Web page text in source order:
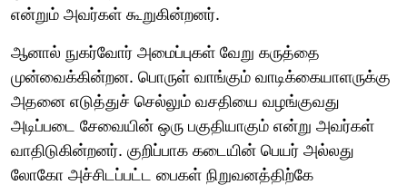
என்றும் அவர்கள் கூறுகின்றனர்.
ஆனால் நுகர்வோர் அமைப்புகள் வேறு கருத்தை
முன்வைக்கின்றன. பொருள் வாங்கும் வாடிக்கையாளருக்கு
அதனை எடுத்துச் செல்லும் வசதியை வழங்குவது
அடிப்படை சேவையின் ஒரு பகுதியாகும் என்று அவர்கள்
வாதிடுகின்றனர். குறிப்பாக கடையின் பெயர் அல்லது
லோகோ அச்சிடப்பட்ட பைகள் நிறுவனத்திற்கே